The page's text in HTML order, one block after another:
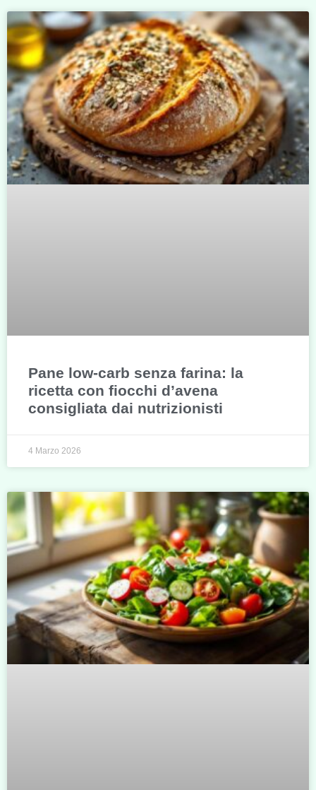
Pane low-carb senza farina: la
ricetta con fiocchi d’avena
consigliata dai nutrizionisti
4 Marzo 2026